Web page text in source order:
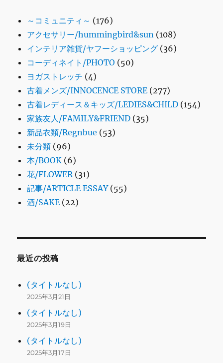
～コミュニティ～ (176)
アクセサリー/hummingbird&sun (108)
インテリア雑貨/ヤフーショッピング (36)
コーディネイト/PHOTO (50)
ヨガストレッチ (4)
古着メンズ/INNOCENCE STORE (277)
古着レディース＆キッズ/LEDIES&CHILD (154)
家族友人/FAMILY&FRIEND (35)
新品衣類/Regnbue (53)
未分類 (96)
本/BOOK (6)
花/FLOWER(31)
記事/ARTICLE ESSAY(55)
酒/SAKE (22)
最近の投稿
(タイトルなし)
2025年3月21日
(タイトルなし)
2025年3月19日
(タイトルなし)
2025年3月17日